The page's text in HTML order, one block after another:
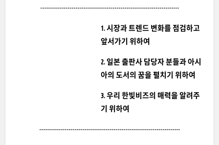
-----------------------------------------------------------------------
1. 시장과 트렌드 변화를 점검하고
앞서가기 위하여
2. 일본 출판사 담당자 분들과 아시
아의 도서의 꿈을 펼치기 위하여
3. 우리 한빛비즈의 매력을 알려주
기 위하여
------------------------------------------------------------------------